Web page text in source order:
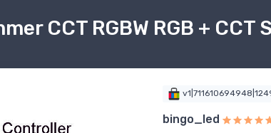
CCT RGBW RGB + CCT
bingo_led